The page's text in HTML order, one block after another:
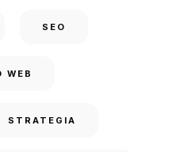
SEO
WEB
STRATEGIA